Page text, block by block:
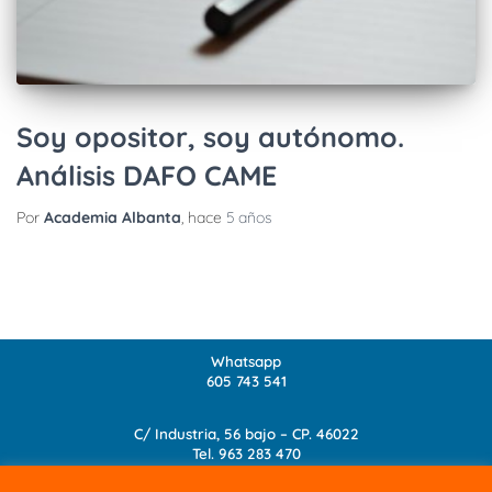
Soy opositor, soy autónomo.
Análisis DAFO CAME
Por Academia Albanta, hace 5 años
Whatsapp
605 743 541
C/ Industria, 56 bajo – CP. 46022
Tel. 963 283 470